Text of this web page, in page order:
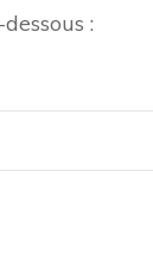
: